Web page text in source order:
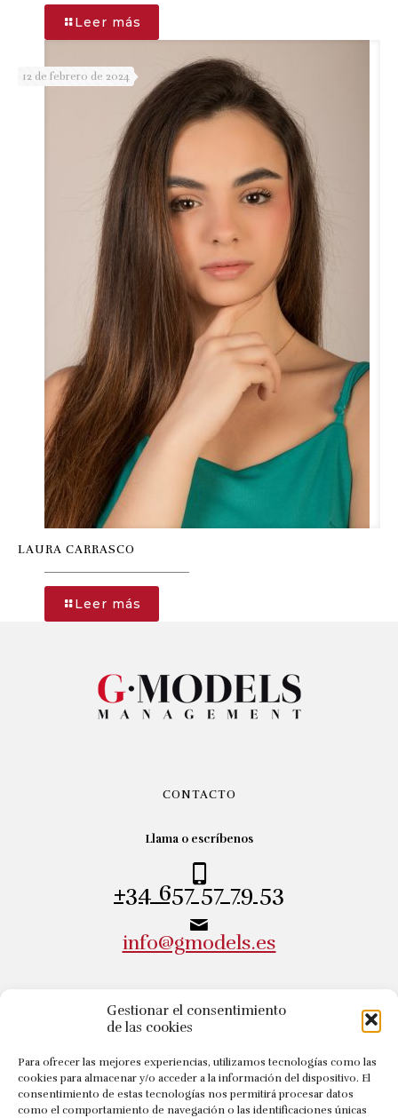
Gestionar el consentimiento
de las cookies
Para ofrecer las mejores experiencias, utilizamos tecnologías como las
cookies para almacenar y/o acceder a la información del dispositivo. El
consentimiento de estas tecnologías nos permitirá procesar datos
como el comportamiento de navegación o las identificaciones únicas
Leer más
SANDRA
12 de febrero de 2024
LAURA CARRASCO
Leer más
LAURA
CONTACTO
Llama o escríbenos
+34 657 57 79 53
info@gmodels.es
DIRECCIÓN
Visítanos
Calle Andrés Gúrpide, 7
50008 Zaragoza - España